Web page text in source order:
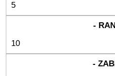
5
10